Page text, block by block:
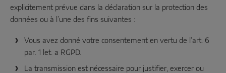
explicitement prévue dans la déclaration sur la protection des
données ou à l’une des fins suivantes :
Vous avez donné votre consentement en vertu de l‘art. 6
par. 1 let. a RGPD.
La transmission est nécessaire pour justifier, exercer ou